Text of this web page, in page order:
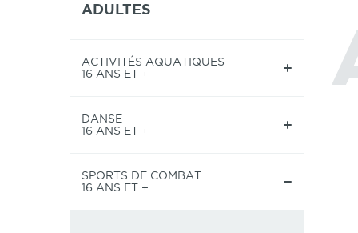
ADULTES
ACTIVITÉS AQUATIQUES
16 ANS ET +
DANSE
16 ANS ET +
SPORTS DE COMBAT
16 ANS ET +